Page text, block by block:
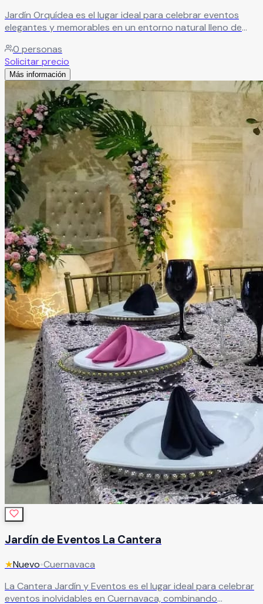
Jardín Orquídea es el lugar ideal para celebrar eventos
elegantes y memorables en un entorno natural lleno de
espacios versátiles que se adaptan perfectamente a
diferentes tipos de celebraciones, desde bodas y XV años
hasta graduaciones, aniversarios y eventos sociales o
corporativos. Cada rincón del jardín está diseñado para
brindar una atmósfera romántica, sofisticada y acogedora
para ti y tus invitados. Además de sus increíbles espacios,
el equipo de Jardín Orquídea puede apoyarte en la
organización de tu evento, cuidando cada detalle para
que disfrutes una experiencia única, cómoda e inolvidable.
Leer más
0 personas
Solicitar precio
Más información
Jardín de Eventos La Cantera
★Nuevo•Cuernavaca
La Cantera Jardín y Eventos es el lugar ideal para celebrar
eventos inolvidables en Cuernavaca, combinando